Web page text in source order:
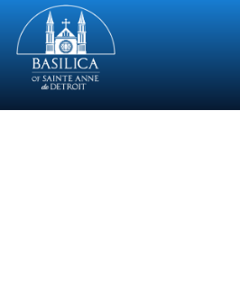
Sainte
Anne
Parish
de